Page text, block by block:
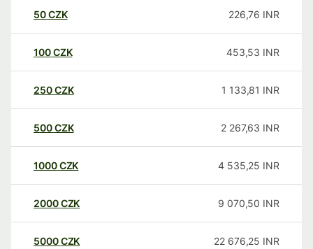
50CZK 226,76 INR
100CZK 453,53 INR
250CZK 1 133,81 INR
500CZK 2 267,63 INR
1000CZK 4 535,25 INR
2000CZK 9 070,50 INR
5000CZK 22 676,25 INR